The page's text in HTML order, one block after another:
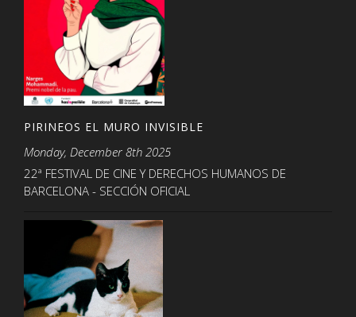
PIRINEOS EL MURO INVISIBLE
Monday, December 8th 2025
22ª FESTIVAL DE CINE Y DERECHOS HUMANOS DE
BARCELONA - SECCIÓN OFICIAL